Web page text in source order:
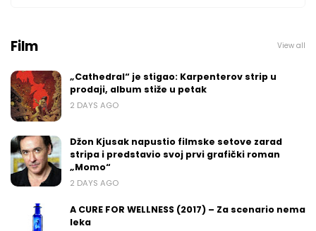
Film View all
„Cathedral“ je stigao: Karpenterov strip u
prodaji, album stiže u petak
2 DAYS AGO
Džon Kjusak napustio filmske setove zarad
stripa i predstavio svoj prvi grafički roman
„Momo“
2 DAYS AGO
A CURE FOR WELLNESS (2017) – Za scenario nema
leka